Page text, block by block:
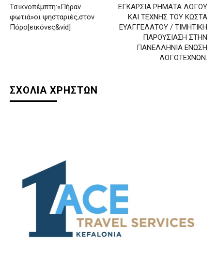
Τσικνοπέμπτη:«Πήραν
φωτιά»οι ψησταριές,στον
Πόρο[εικόνες&vid]
ΕΓΚΑΡΣΙΑ ΡΗΜΑΤΑ ΛΟΓΟΥ
ΚΑΙ ΤΕΧΝΗΣ ΤΟΥ ΚΩΣΤΑ
ΕΥΑΓΓΕΛΑΤΟΥ / ΤΙΜΗΤΙΚΗ
ΠΑΡΟΥΣΙΑΣΗ ΣΤΗΝ
ΠΑΝΕΛΛΗΝΙΑ ΕΝΩΣΗ
ΛΟΓΟΤΕΧΝΩΝ.
ΣΧΟΛΙΑ ΧΡΗΣΤΩΝ